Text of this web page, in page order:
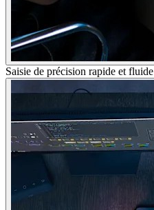
Saisie de précision rapide et fluide